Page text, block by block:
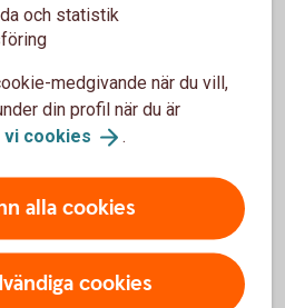
ömsesidig
för Funktioner, prestanda
och statistik
medgivande när du vill,
din profil när du är
vi cookies .
alla cookies
cookies